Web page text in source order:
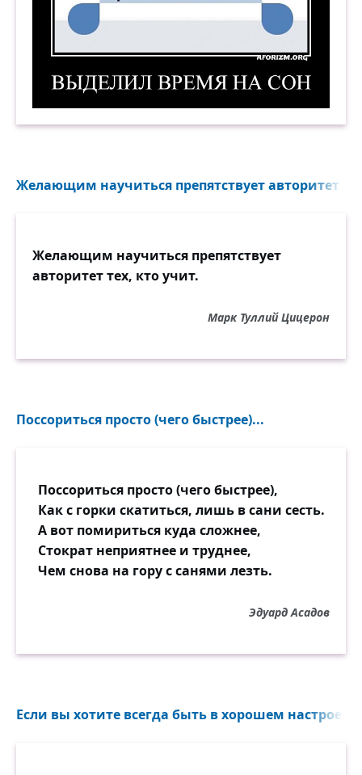
Желающим научиться препятствует авторитет
Желающим научиться препятствует
авторитет тех, кто учит.
Марк Туллий Цицерон
Поссориться просто (чего быстрее)...
Поссориться просто (чего быстрее),
Как с горки скатиться, лишь в сани сесть.
А вот помириться куда сложнее,
Стократ неприятнее и труднее,
Чем снова на гору с санями лезть.
Эдуард Асадов
Если вы хотите всегда быть в хорошем